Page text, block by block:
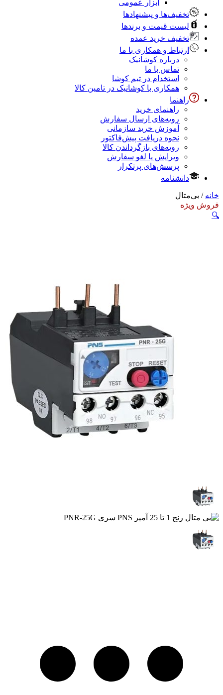
ابزار عمومی
تخفیف‌ها و پیشنهادها
لیست قیمت و برندها
تخفیف خرید عمده
ارتباط و همکاری با ما
درباره کوشانیک
تماس با ما
استخدام در تیم کوشا
همکاری با کوشانیک در تامین کالا
راهنما
راهنمای خرید
رویه‌های ارسال سفارش
آموزش خرید سازمانی
نحوه دریافت پیش‌فاکتور
رویه‌های بازگرداندن کالا
ویرایش یا لغو سفارش
پرسش‌های پرتکرار
دانشنامه
خانه / بی‌متال
فروش ویژه
🔍